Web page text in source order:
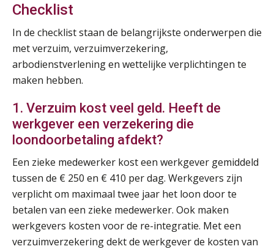
Checklist
In de checklist staan de belangrijkste onderwerpen die
met verzuim, verzuimverzekering,
arbodienstverlening en wettelijke verplichtingen te
maken hebben.
1. Verzuim kost veel geld. Heeft de
werkgever een verzekering die
loondoorbetaling afdekt?
Een zieke medewerker kost een werkgever gemiddeld
tussen de € 250 en € 410 per dag. Werkgevers zijn
verplicht om maximaal twee jaar het loon door te
betalen van een zieke medewerker. Ook maken
werkgevers kosten voor de re-integratie. Met een
verzuimverzekering dekt de werkgever de kosten van
25
AUG
MOCuitgevers
25
AUG
Summercourse Werkkostenregeling
MOCuitgevers
25
AUG
Online Opleiding Praktijkdiploma Loonadministratie (PDL)
MOCuitgevers
25
AUG
Summercourse Internationaal/grensoverschrijdend werken
MOCuitgevers
26
AUG
Opfriscursus PDL (NIRPA PE)
Markus Verbeek Praehep